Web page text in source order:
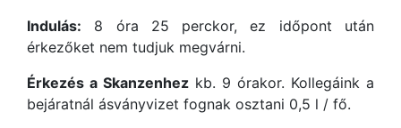
Indulás: 8 óra 25 perckor, ez időpont után
érkezőket nem tudjuk megvárni.
Érkezés a Skanzenhez kb. 9 órakor. Kollegáink a
bejáratnál ásványvizet fognak osztani 0,5 l / fő.